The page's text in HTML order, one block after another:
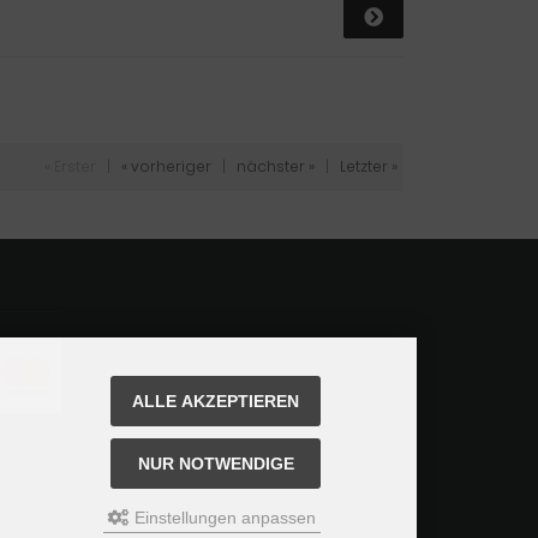
« vorheriger nächster » Letzter »
ALLE AKZEPTIEREN
NUR NOTWENDIGE
Einstellungen anpassen